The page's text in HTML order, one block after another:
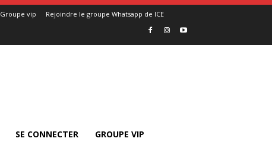
Groupe vip Rejoindre le groupe Whatsapp de ICE
SE CONNECTER GROUPE VIP